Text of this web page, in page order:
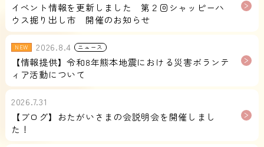
イベント情報を更新しました 第２回シャッピーハ
ウス掘り出し市 開催のお知らせ
NEW 2026.8.4 ニュース
【情報提供】令和8年熊本地震における災害ボランテ
ィア活動について
2026.7.31
【ブログ】おたがいさまの会説明会を開催しまし
た！